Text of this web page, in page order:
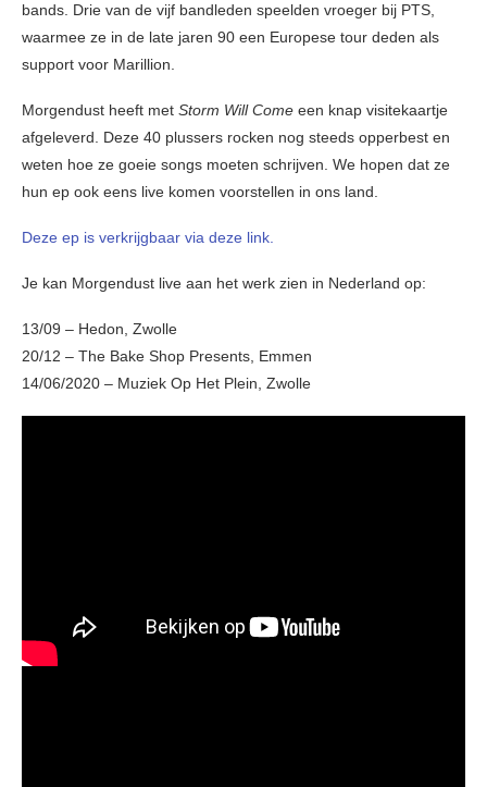
bands. Drie van de vijf bandleden speelden vroeger bij PTS,
waarmee ze in de late jaren 90 een Europese tour deden als
support voor Marillion.
Morgendust heeft met Storm Will Come een knap visitekaartje
afgeleverd. Deze 40 plussers rocken nog steeds opperbest en
weten hoe ze goeie songs moeten schrijven. We hopen dat ze
hun ep ook eens live komen voorstellen in ons land.
Deze ep is verkrijgbaar via deze link.
Je kan Morgendust live aan het werk zien in Nederland op:
13/09 – Hedon, Zwolle
20/12 – The Bake Shop Presents, Emmen
14/06/2020 – Muziek Op Het Plein, Zwolle